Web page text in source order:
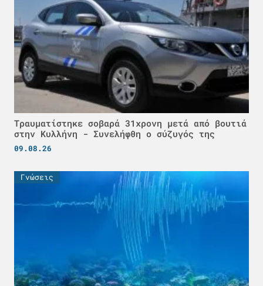
Τραυματίστηκε σοβαρά 31χρονη μετά από βουτιά
στην Κυλλήνη - Συνελήφθη ο σύζυγός της
09.08.26
Γνώσεις